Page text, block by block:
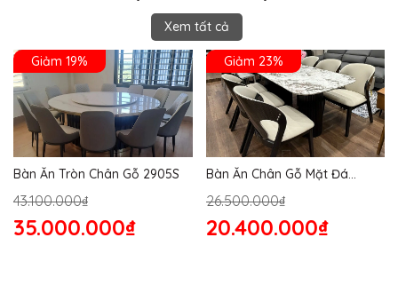
Xem tất cả
Giảm 19%
Bàn Ăn Tròn Chân Gỗ 2905S
43.100.000₫
35.000.000₫
Giảm 23%
Bàn Ăn Chân Gỗ Mặt Đá
26.500.000₫
20.400.000₫